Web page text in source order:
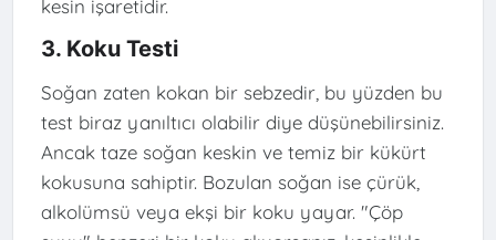
kesin işaretidir.
3. Koku Testi
Soğan zaten kokan bir sebzedir, bu yüzden bu
test biraz yanıltıcı olabilir diye düşünebilirsiniz.
Ancak taze soğan keskin ve temiz bir kükürt
kokusuna sahiptir. Bozulan soğan ise çürük,
alkolümsü veya ekşi bir koku yayar. "Çöp